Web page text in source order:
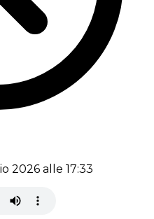
2026 alle 17:33